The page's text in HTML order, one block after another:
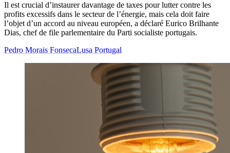
Il est crucial d’instaurer davantage de taxes pour lutter contre les
profits excessifs dans le secteur de l’énergie, mais cela doit faire
l’objet d’un accord au niveau européen, a déclaré Eurico Brilhante
Dias, chef de file parlementaire du Parti socialiste portugais.
Pedro Morais FonsecaLusa Portugal